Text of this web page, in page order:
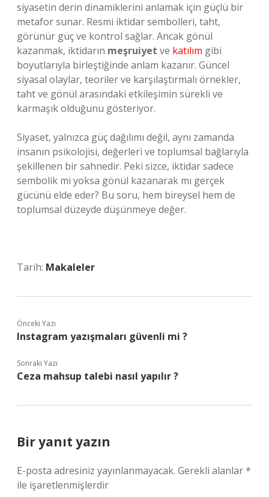
siyasetin derin dinamiklerini anlamak için güçlü bir
metafor sunar. Resmi iktidar sembolleri, taht,
görünür güç ve kontrol sağlar. Ancak gönül
kazanmak, iktidarın meşruiyet ve katılım gibi
boyutlarıyla birleştiğinde anlam kazanır. Güncel
siyasal olaylar, teoriler ve karşılaştırmalı örnekler,
taht ve gönül arasındaki etkileşimin sürekli ve
karmaşık olduğunu gösteriyor.
Siyaset, yalnızca güç dağılımı değil, aynı zamanda
insanın psikolojisi, değerleri ve toplumsal bağlarıyla
şekillenen bir sahnedir. Peki sizce, iktidar sadece
sembolik mi yoksa gönül kazanarak mı gerçek
gücünü elde eder? Bu soru, hem bireysel hem de
toplumsal düzeyde düşünmeye değer.
Tarih: Makaleler
Önceki Yazı
Instagram yazışmaları güvenli mi ?
Sonraki Yazı
Ceza mahsup talebi nasıl yapılır ?
Bir yanıt yazın
E-posta adresiniz yayınlanmayacak. Gerekli alanlar*
ile işaretlenmişlerdir